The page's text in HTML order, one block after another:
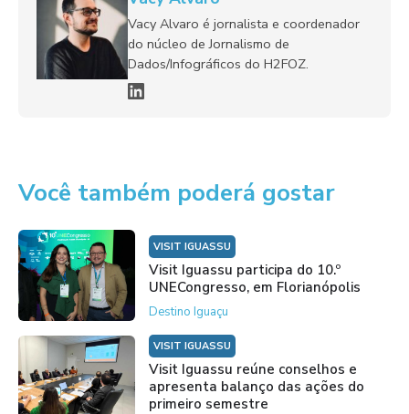
Vacy Alvaro é jornalista e coordenador
do núcleo de Jornalismo de
Dados/Infográficos do H2FOZ.
Você também poderá gostar
VISIT IGUASSU
Visit Iguassu participa do 10.º
UNECongresso, em Florianópolis
Destino Iguaçu
VISIT IGUASSU
Visit Iguassu reúne conselhos e
apresenta balanço das ações do
primeiro semestre